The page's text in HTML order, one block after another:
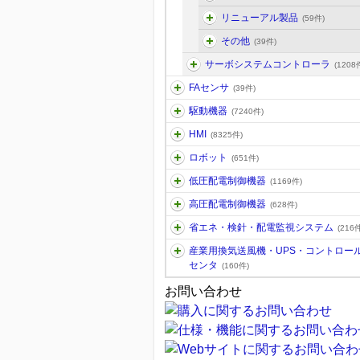
リニューアル製品 (59件)
その他 (39件)
サーボシステムコントローラ (1208
FAセンサ (39件)
駆動機器 (7240件)
HMI (8325件)
ロボット (651件)
低圧配電制御機器 (1169件)
高圧配電制御機器 (628件)
省エネ・検針・配電監視システム (216
産業用換気送風機・UPS・コントロー
センタ
(160件)
お問い合わせ